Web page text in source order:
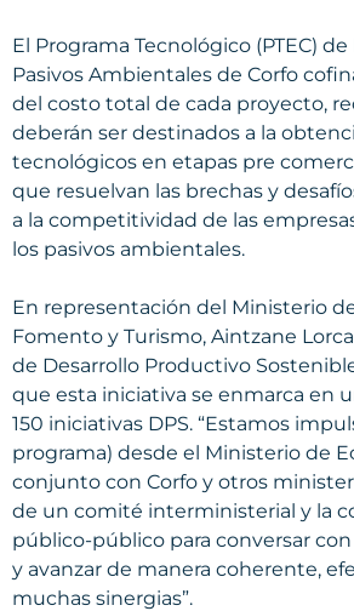
El Programa Tecnológico (PTEC)
Pasivos Ambientales de Corfo
del costo total de cada proyecto,
deberán ser destinados a la
tecnológicos en etapas pre
que resuelvan las brechas y
a la competitividad de las
los pasivos ambientales.
En representación del Ministerio
Fomento y Turismo, Aintzane
de Desarrollo Productivo
que esta iniciativa se enmarca en
150 iniciativas DPS. “Estamos
programa) desde el Ministerio de
conjunto con Corfo y otros
de un comité interministerial y la
público-público para conversar
y avanzar de manera coherente,
muchas sinergias”.